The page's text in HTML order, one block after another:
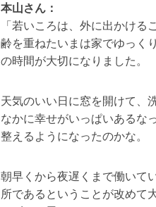
本山さん：
「若いころは、外に出かけ
齢を重ねたいまは家でゆっく
の時間が大切になりました。
天気のいい日に窓を開けて、
なかに幸せがいっぱいあるな
整えるようになったのかな。
朝早くから夜遅くまで働いて
所であるということが改めて